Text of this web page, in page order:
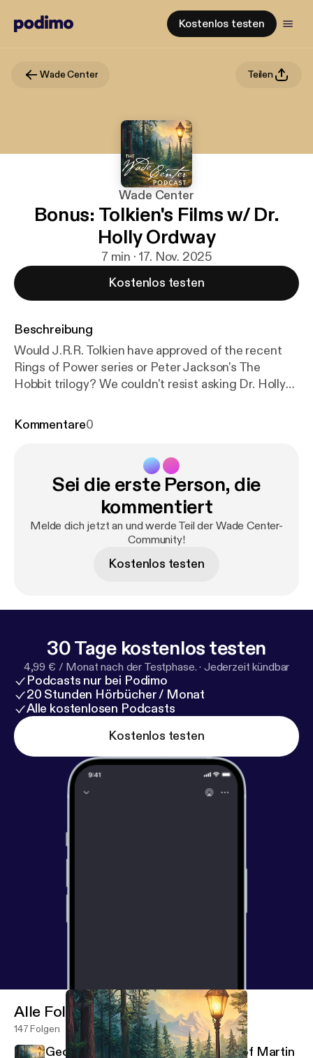
Kostenlos testen
Wade Center Teilen
Wade Center
Bonus: Tolkien's Films w/ Dr.
Holly Ordway
7 min · 17. Nov. 2025
Kostenlos testen
Beschreibung
Would J.R.R. Tolkien have approved of the recent
Rings of Power series or Peter Jackson's The
Hobbit trilogy? We couldn't resist asking Dr. Holly
thinks Tolkien would have reacted. Don't forget to
book on Tolkien's Faith: A Spiritual Biography [
s://bookstore.wordonfire.org/products/tolkiens-fait
h?srsltid=AfmBOoqjou3MRBoGjRMogMTaG931vf
a9ZqEtaxlc-aeh1tdHXyggAB9R] (2023) and the
truth about whether the friendship between Tolkien
Kommentare0
Sei die erste Person, die
kommentiert
Melde dich jetzt an und werde Teil der Wade Center-
Community!
Kostenlos testen
30 Tage kostenlos testen
4,99 € / Monat nach der Testphase. · Jederzeit kündbar
Podcasts nur bei Podimo
20 Stunden Hörbücher / Monat
Alle kostenlosen Podcasts
Kostenlos testen
Alle Folgen
147 Folgen
George MacDonald's Translations of Martin